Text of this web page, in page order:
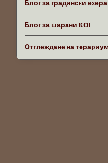
Блог за градински езера
Блог за шарани KOI
Отглеждане на